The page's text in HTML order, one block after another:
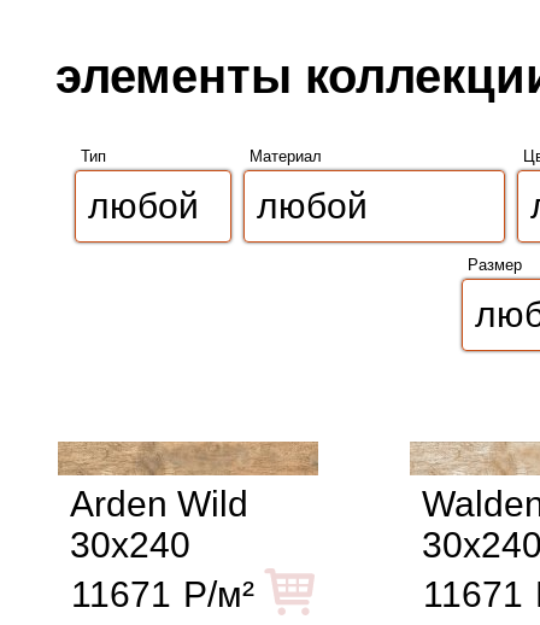
элементы
Тип Материал
Размер
Arden Wild
30x240
11671 Р/м²
11671